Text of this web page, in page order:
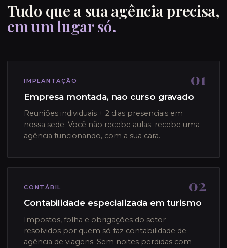
Tudo que a sua agência precisa,
em um lugar só.
01
IMPLANTAÇÃO
Empresa montada, não curso gravado
Reuniões individuais + 2 dias presenciais em
nossa sede. Você não recebe aulas: recebe uma
agência funcionando, com a sua cara.
02
CONTÁBIL
Contabilidade especializada em turismo
Impostos, folha e obrigações do setor
resolvidos por quem só faz contabilidade de
agência de viagens. Sem noites perdidas com